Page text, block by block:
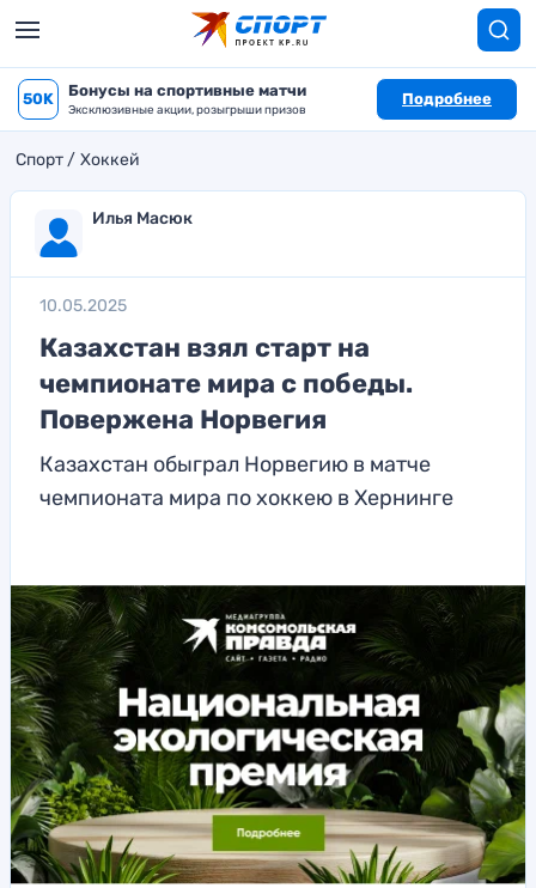
50K Бонусы на спортивные матчи
Эксклюзивные акции, розыгрыши призов
Подробнее
Спорт Хоккей
Илья Масюк
10.05.2025
Казахстан взял старт на
чемпионате мира с победы.
Повержена Норвегия
Казахстан обыграл Норвегию в матче
чемпионата мира по хоккею в Хернинге